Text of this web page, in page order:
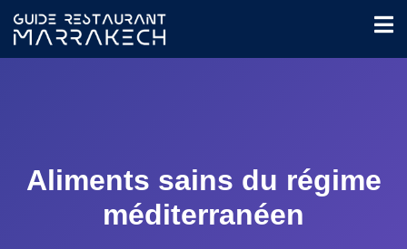
Aliments sains du régime
méditerranéen